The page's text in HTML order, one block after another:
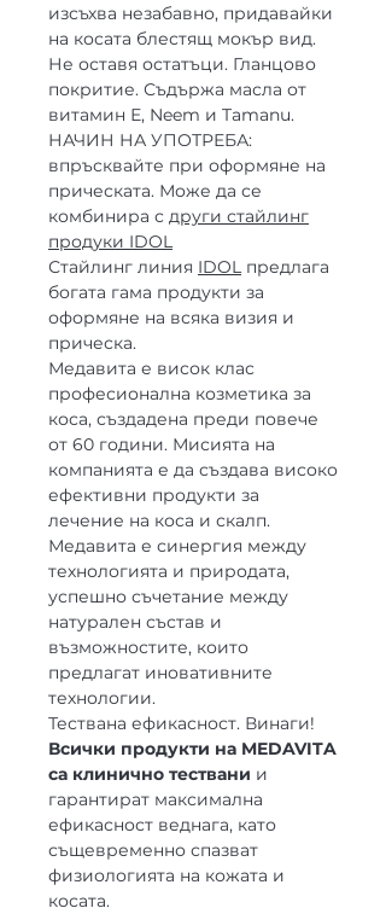
изсъхва незабавно, придавайки
на косата блестящ мокър вид.
Не оставя остатъци. Гланцово
покритие. Съдържа масла от
витамин Е, Neem и Tamanu.
НАЧИН НА УПОТРЕБА:
впръсквайте при оформяне на
прическата. Може да се
комбинира с други стайлинг
продуки IDOL
Стайлинг линия IDOL предлага
богата гама продукти за
оформяне на всяка визия и
прическа.
Медавита е висок клас
професионална козметика за
коса, създадена преди повече
от 60 години. Мисията на
компанията е да създава високо
ефективни продукти за
лечение на коса и скалп.
Медавита е синергия между
технологията и природата,
успешно съчетание между
натурален състав и
възможностите, които
предлагат иновативните
технологии.
Тествана ефикасност. Винаги!
Всички продукти на MEDAVITA
са клинично тествани и
гарантират максимална
ефикасност веднага, като
същевременно спазват
физиологията на кожата и
косата.